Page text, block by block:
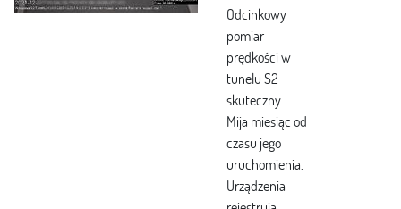
Odcinkowy
pomiar
prędkości w
tunelu S2
skuteczny.
Mija miesiąc od
czasu jego
uruchomienia.
Urządzenia